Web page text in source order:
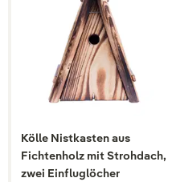
Kölle Nistkasten aus
Fichtenholz mit Strohdach,
zwei Einfluglöcher